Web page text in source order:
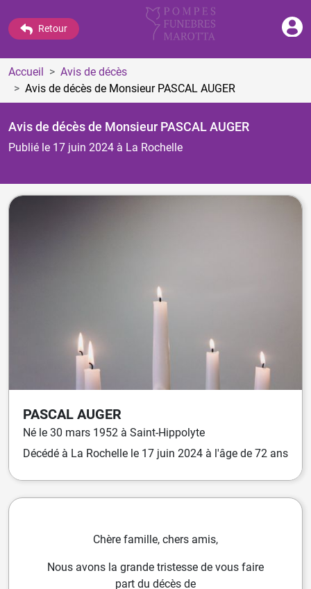
Retour
Accueil
Avis de décès
Avis de décès de Monsieur PASCAL AUGER
Avis de décès de Monsieur PASCAL AUGER
Publié le 17 juin 2024 à La Rochelle
PASCAL AUGER
Né le 30 mars 1952 à Saint-Hippolyte
Décédé à La Rochelle le 17 juin 2024 à l'âge de 72 ans
Chère famille, chers amis,
Nous avons la grande tristesse de vous faire
part du décès de